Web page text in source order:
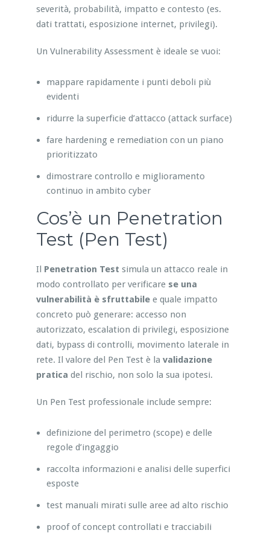
severità, probabilità, impatto e contesto (es.
dati trattati, esposizione internet, privilegi).
Un Vulnerability Assessment è ideale se vuoi:
mappare rapidamente i punti deboli più
evidenti
ridurre la superficie d’attacco (attack surface)
fare hardening e remediation con un piano
prioritizzato
dimostrare controllo e miglioramento
continuo in ambito cyber
Cos’è un Penetration
Test (Pen Test)
Il Penetration Test simula un attacco reale in
modo controllato per verificare se una
vulnerabilità è sfruttabilee quale impatto
concreto può generare: accesso non
autorizzato, escalation di privilegi, esposizione
dati, bypass di controlli, movimento laterale in
rete. Il valore del Pen Test è la validazione
pratica del rischio, non solo la sua ipotesi.
Un Pen Test professionale include sempre:
definizione del perimetro (scope) e delle
regole d’ingaggio
raccolta informazioni e analisi delle superfici
esposte
test manuali mirati sulle aree ad alto rischio
proof of concept controllati e tracciabili